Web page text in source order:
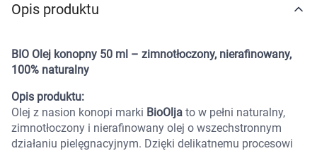
Marki
Opis produktu
BIO Olej konopny 50 ml – zimnotłoczony, nierafinowany,
100% naturalny
Opis produktu:
Olej z nasion konopi marki BioOlja to w pełni naturalny,
zimnotłoczony i nierafinowany olej o wszechstronnym
działaniu pielęgnacyjnym. Dzięki delikatnemu procesowi